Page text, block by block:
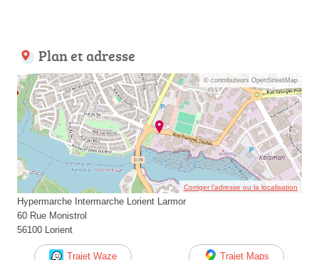
Plan et adresse
© contributeurs OpenStreetMap
Corriger l’adresse ou la localisation
Hypermarche Intermarche Lorient Larmor
60 Rue Monistrol
56100 Lorient
Trajet Waze Trajet Maps